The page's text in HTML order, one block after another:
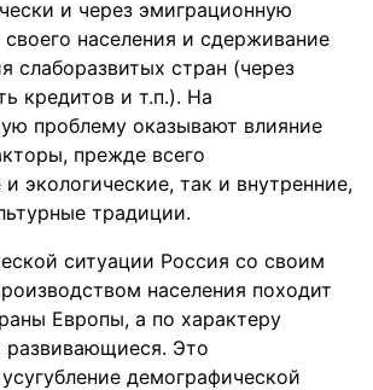
и через эмиграционную
населения и сдерживание
слаборазвитых стран (через
кредитов и т.п.). На
проблему оказывают влияние
прежде всего
экологические, так и внутренние,
традиции.
ситуации Россия со своим
населения походит
Европы, а по характеру
развивающиеся. Это
демографической